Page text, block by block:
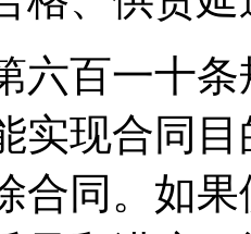
六百一十
实现合同
合同。如